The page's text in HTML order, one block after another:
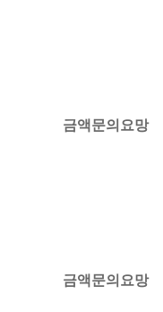
금액문의요망
금액문의요망